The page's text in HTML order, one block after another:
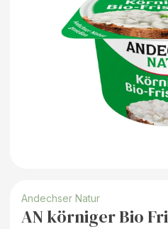
Andechser Natur
AN körniger Bio